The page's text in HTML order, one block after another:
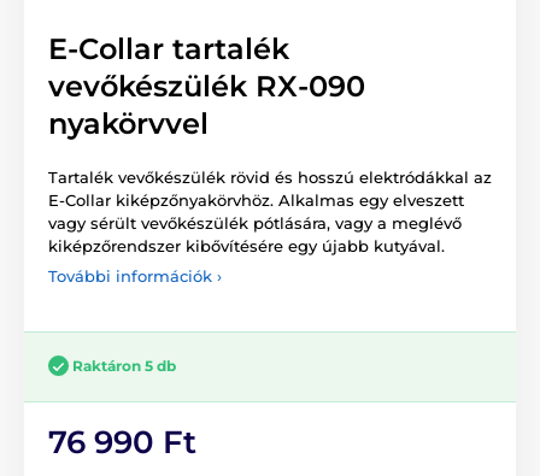
E-Collar tartalék
vevőkészülék RX-090
nyakörvvel
Tartalék vevőkészülék rövid és hosszú elektródákkal az
E-Collar kiképzőnyakörvhöz. Alkalmas egy elveszett
vagy sérült vevőkészülék pótlására, vagy a meglévő
kiképzőrendszer kibővítésére egy újabb kutyával.
További információk ›
Raktáron 5 db
76 990 Ft